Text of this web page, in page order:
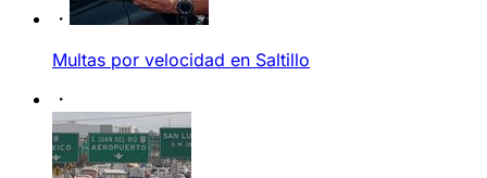
Multas por velocidad en Saltillo